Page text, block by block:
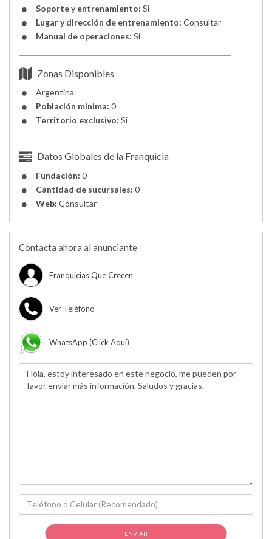
Soporte y entrenamiento: Si
Lugar y dirección de entrenamiento: Consultar
Manual de operaciones: Si
Zonas Disponibles
Argentina
Población minima: 0
Territorio exclusivo: Si
Datos Globales de la Franquicia
Fundación: 0
Cantidad de sucursales: 0
Web: Consultar
Contacta ahora al anunciante
Franquicias Que Crecen
Ver Teléfono
WhatsApp (click Aquí)